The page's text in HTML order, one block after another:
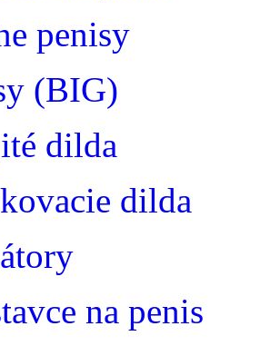
penisy
(BIG)
dilda
dilda
na penis